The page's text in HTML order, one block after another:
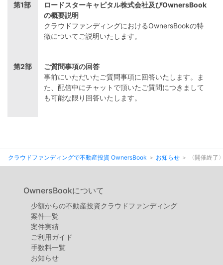
第1部
ロードスターキャピタル株式会社及びOwnersBook
の概要説明
クラウドファンディングにおけるOwnersBookの特
徴についてご説明いたします。
第2部
ご質問事項の回答
事前にいただいたご質問事項に回答いたします。ま
た、配信中にチャットで頂いたご質問につきまして
も可能な限り回答いたします。
クラウドファンディングで不動産投資 OwnersBook お知らせ 〈開催終
OwnersBookについて
少額からの不動産投資クラウドファンディング
案件⼀覧
案件実績
ご利用ガイド
手数料一覧
お知らせ